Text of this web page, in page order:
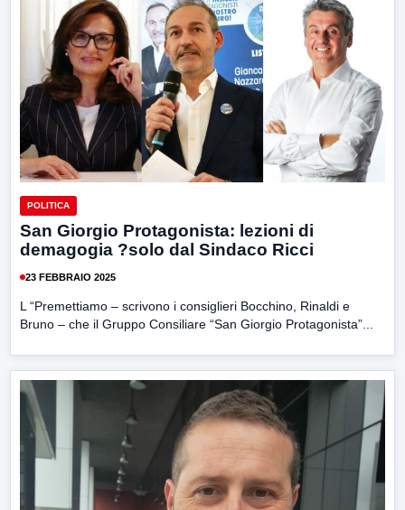
POLITICA
San Giorgio Protagonista: lezioni di
demagogia ?solo dal Sindaco Ricci
23 FEBBRAIO 2025
L “Premettiamo – scrivono i consiglieri Bocchino, Rinaldi e
Bruno – che il Gruppo Consiliare “San Giorgio Protagonista”...